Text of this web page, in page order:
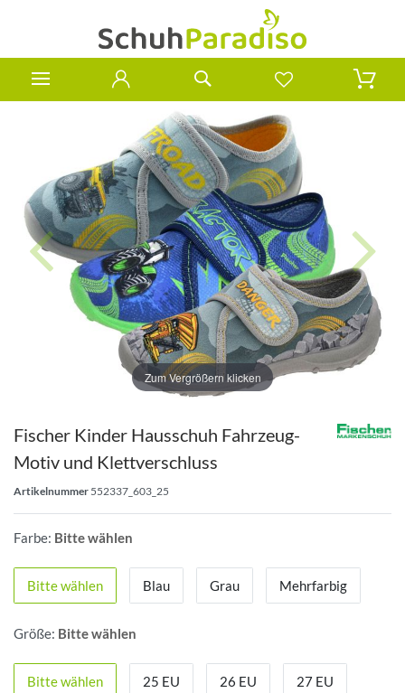
Zum Vergrößern klicken
Fischer Kinder Hausschuh Fahrzeug-
Motiv und Klettverschluss
Artikelnummer 552337_603_25
Farbe: Bitte wählen
Bitte wählen Blau Grau Mehrfarbig
Größe: Bitte wählen
Bitte wählen 25 EU 26 EU 27 EU